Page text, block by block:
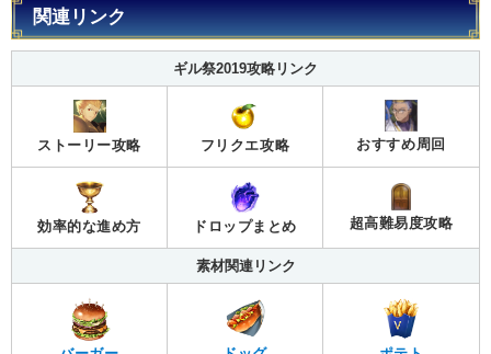
関連リンク
ギル祭2019攻略リンク
ストーリー攻略 フリクエ攻略 おすすめ周回
効率的な進め方 ドロップまとめ 超高難易度攻略
素材関連リンク